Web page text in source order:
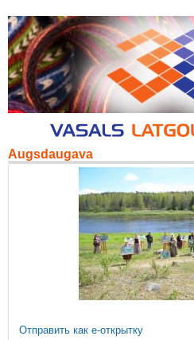
Augsdaugava
Отправить как е-открытку